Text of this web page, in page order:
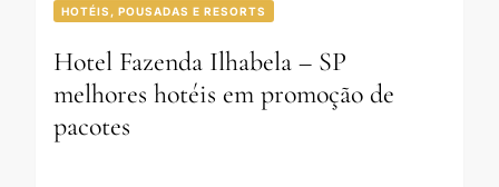
HOTÉIS, POUSADAS E RESORTS
Hotel Fazenda Ilhabela – SP
melhores hotéis em promoção de
pacotes